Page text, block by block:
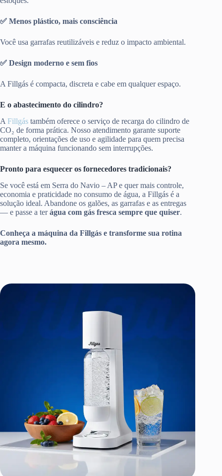
✅ Menos plástico, mais consciência
Você usa garrafas reutilizáveis e reduz o impacto ambiental.
✅ Design moderno e sem fios
A Fillgás é compacta, discreta e cabe em qualquer espaço.
E o abastecimento do cilindro?
A Fillgás também oferece o serviço de recarga do cilindro de
CO₂ de forma prática. Nosso atendimento garante suporte
completo, orientações de uso e agilidade para quem precisa
manter a máquina funcionando sem interrupções.
Pronto para esquecer os fornecedores tradicionais?
Se você está em Serra do Navio – AP e quer mais controle,
economia e praticidade no consumo de água, a Fillgás é a
solução ideal. Abandone os galões, as garrafas e as entregas
— e passe a terágua com gás fresca sempre que quiser.
Conheça a máquina da Fillgás e transforme sua rotina
agora mesmo.